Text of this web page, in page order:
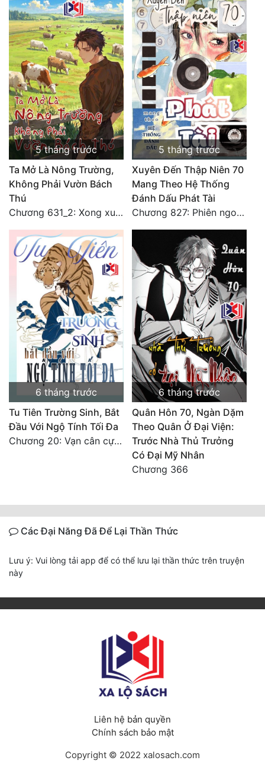
5 tháng trước
Ta Mở Là Nông Trường,
Không Phải Vườn Bách
Thú
Chương 631_2: Xong xuôi (HẾT)
5 tháng trước
Xuyên Đến Thập Niên 70
Mang Theo Hệ Thống
Đánh Dấu Phát Tài
Chương 827: Phiên ngoại 12 - Toàn Hoàn Văn
6 tháng trước
Tu Tiên Trường Sinh, Bắt
Đầu Với Ngộ Tính Tối Đa
Chương 20: Vạn cân cự lực
6 tháng trước
Quân Hôn 70, Ngàn Dặm
Theo Quân Ở Đại Viện:
Trước Nhà Thủ Trưởng
Có Đại Mỹ Nhân
Chương 366
Các Đại Năng Đã Để Lại Thần Thức
Lưu ý: Vui lòng tải app để có thể lưu lại thần thức trên truyện
này
Liên hệ bản quyền
Chính sách bảo mật
Copyright © 2022 xalosach.com